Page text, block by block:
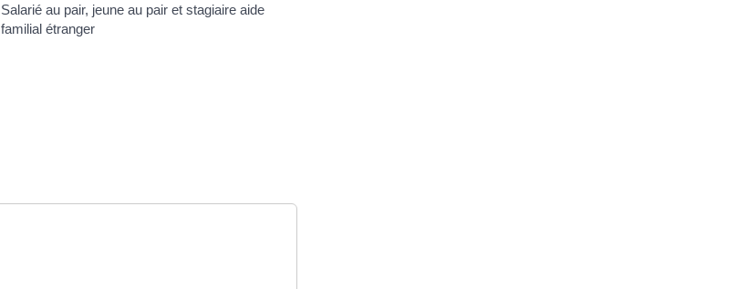
Salarié au pair, jeune au pair et stagiaire aide
familial étranger